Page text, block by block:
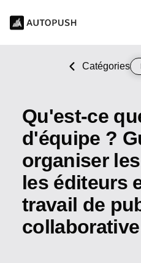
Catégories
Qu'est-ce
d'équipe ?
organiser
les éditeurs
travail de
collaborative